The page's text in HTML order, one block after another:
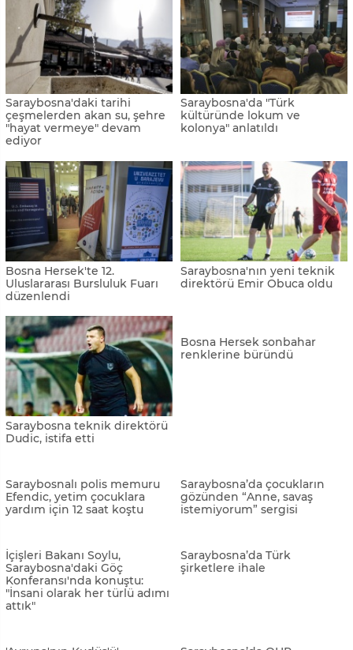
Saraybosna'daki tarihi
çeşmelerden akan su, şehre
"hayat vermeye" devam
ediyor
Saraybosna'da "Türk
kültüründe lokum ve
kolonya" anlatıldı
Bosna Hersek'te 12.
Uluslararası Bursluluk Fuarı
düzenlendi
Saraybosna'nın yeni teknik
direktörü Emir Obuca oldu
Saraybosna teknik direktörü
Dudic, istifa etti
Saraybosnalı polis memuru
Efendic, yetim çocuklara
yardım için 12 saat koştu
Saraybosna’da çocukların